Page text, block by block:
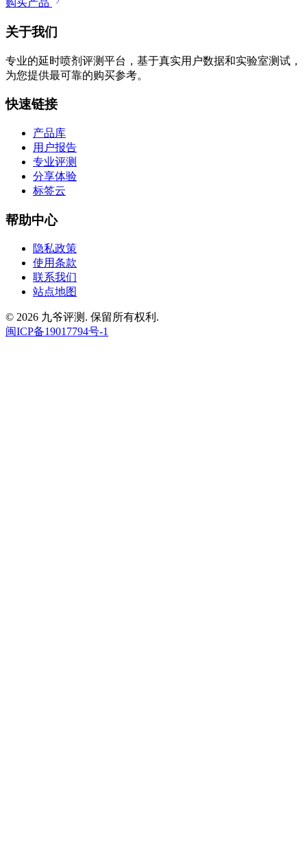
购买产品
关于我们
专业的延时喷剂评测平台，基于真实用户数据和实验室测试，
为您提供最可靠的购买参考。
快速链接
产品库
用户报告
专业评测
分享体验
标签云
帮助中心
隐私政策
使用条款
联系我们
站点地图
© 2026 九爷评测. 保留所有权利.
闽ICP备19017794号-1